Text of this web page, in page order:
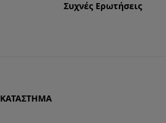
Συχνές Ερωτήσεις
ΚΑΤΆΣΤΗΜΑ